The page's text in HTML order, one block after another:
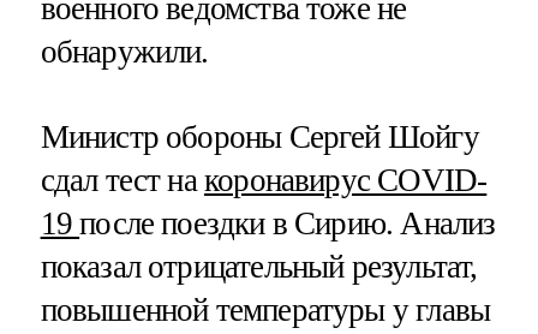
военного ведомства тоже не
обнаружили.
Министр обороны Сергей Шойгу
сдал тест накоронавирус COVID-
19после поездки в Сирию. Анализ
показал отрицательный результат,
повышенной температуры у главы